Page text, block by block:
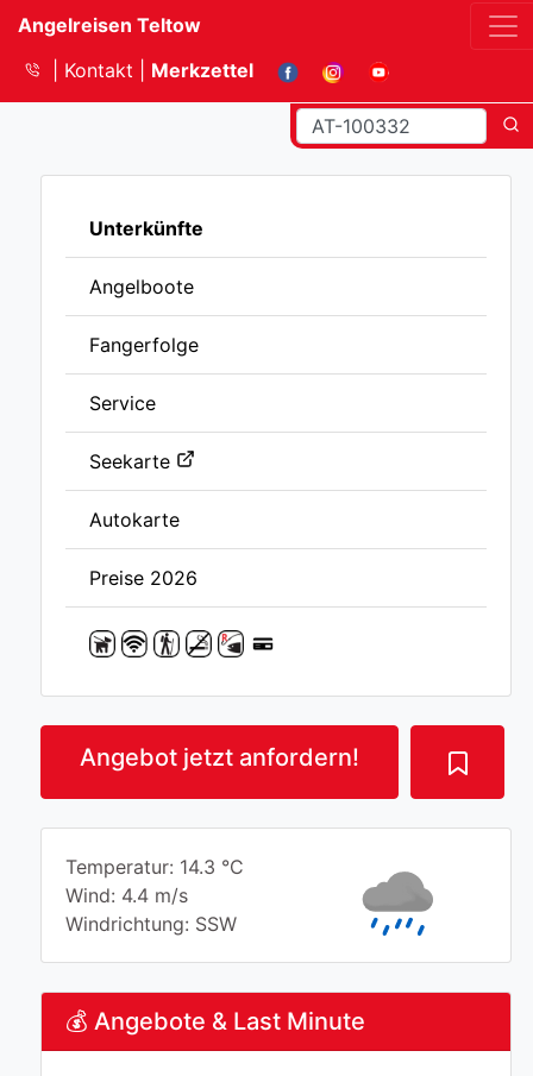
Angelreisen Teltow
Kontakt
Merkzettel
Unterkünfte
Angelboote
Fangerfolge
Service
Seekarte
Autokarte
Preise 2026
Angebot jetzt anfordern!
Temperatur: 14.3 °C
Wind: 4.4 m/s
Windrichtung: SSW
💰 Angebote & Last Minute